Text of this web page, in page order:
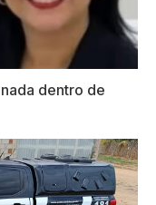
dentro de